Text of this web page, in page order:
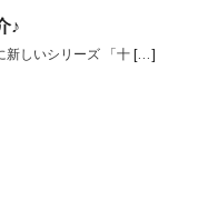
♪
新しいシリーズ 「十 […]